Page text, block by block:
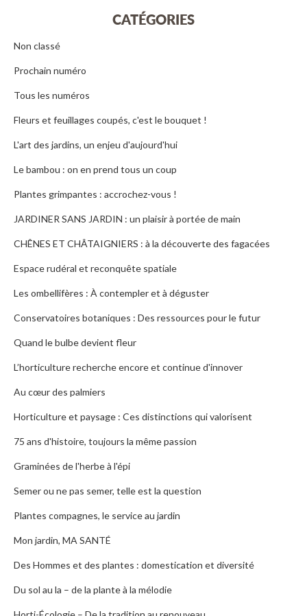
CATÉGORIES
Non classé
Prochain numéro
Tous les numéros
Fleurs et feuillages coupés, c'est le bouquet !
L'art des jardins, un enjeu d'aujourd'hui
Le bambou : on en prend tous un coup
Plantes grimpantes : accrochez-vous !
JARDINER SANS JARDIN : un plaisir à portée de main
CHÊNES ET CHÂTAIGNIERS : à la découverte des fagacées
Espace rudéral et reconquête spatiale
Les ombellifères : À contempler et à déguster
Conservatoires botaniques : Des ressources pour le futur
Quand le bulbe devient fleur
L’horticulture recherche encore et continue d'innover
Au cœur des palmiers
Horticulture et paysage : Ces distinctions qui valorisent
75 ans d'histoire, toujours la même passion
Graminées de l'herbe à l'épi
Semer ou ne pas semer, telle est la question
Plantes compagnes, le service au jardin
Mon jardin, MA SANTÉ
Des Hommes et des plantes : domestication et diversité
Du sol au la – de la plante à la mélodie